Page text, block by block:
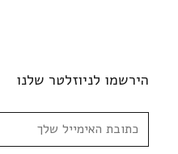
הירשמו לניוזלטר שלנו